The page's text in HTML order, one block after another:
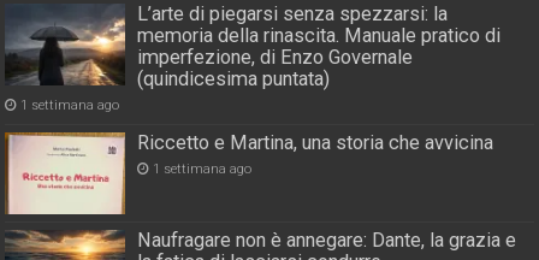
L’arte di piegarsi senza spezzarsi: la
memoria della rinascita. Manuale pratico di
imperfezione, di Enzo Governale
(quindicesima puntata)
1 settimana ago
Riccetto e Martina, una storia che avvicina
1 settimana ago
Naufragare non è annegare: Dante, la grazia e